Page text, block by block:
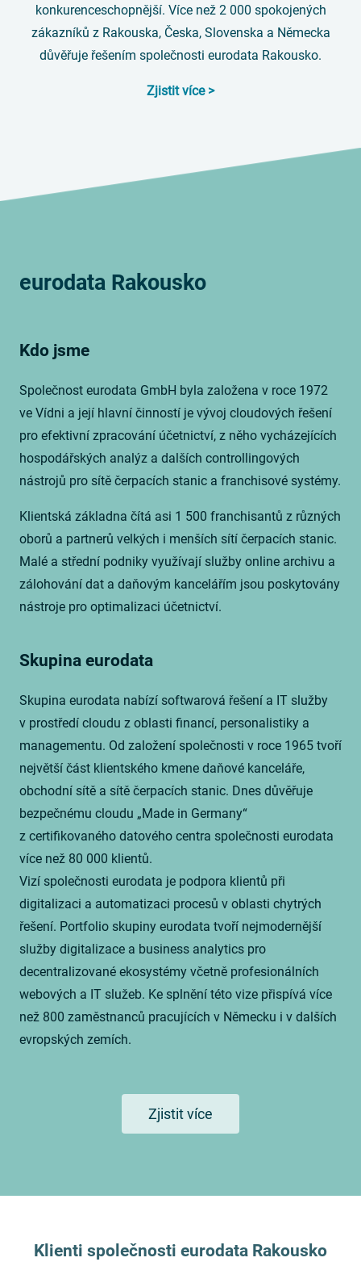
konkurenceschopnější. Více než 2 000 spokojených
zákazníků z Rakouska, Česka, Slovenska a Německa
důvěřuje řešením společnosti eurodata Rakousko.
Zjistit více >
eurodata Rakousko
Kdo jsme
Společnost eurodata GmbH byla založena v roce 1972
ve Vídni a její hlavní činností je vývoj cloudových řešení
pro efektivní zpracování účetnictví, z něho vycházejících
hospodářských analýz a dalších controllingových
nástrojů pro sítě čerpacích stanic a franchisové systémy.
Klientská základna čítá asi 1 500 franchisantů z různých
oborů a partnerů velkých i menších sítí čerpacích stanic.
Malé a střední podniky využívají služby online archivu a
zálohování dat a daňovým kancelářím jsou poskytovány
nástroje pro optimalizaci účetnictví.
Skupina eurodata
Skupina eurodata nabízí softwarová řešení a IT služby
v prostředí cloudu z oblasti financí, personalistiky a
managementu. Od založení společnosti v roce 1965 tvoří
největší část klientského kmene daňové kanceláře,
obchodní sítě a sítě čerpacích stanic. Dnes důvěřuje
bezpečnému cloudu „Made in Germany“
z certifikovaného datového centra společnosti eurodata
více než 80 000 klientů.
Vizí společnosti eurodata je podpora klientů při
digitalizaci a automatizaci procesů v oblasti chytrých
řešení. Portfolio skupiny eurodata tvoří nejmodernější
služby digitalizace a business analytics pro
decentralizované ekosystémy včetně profesionálních
webových a IT služeb. Ke splnění této vize přispívá více
než 800 zaměstnanců pracujících v Německu i v dalších
evropských zemích.
Zjistit více
Klienti společnosti eurodata Rakousko